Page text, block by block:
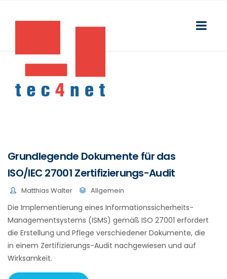
Grundlegende Dokumente für das
ISO/IEC 27001 Zertifizierungs-Audit
Matthias Walter Allgemein
Die Implementierung eines Informationssicherheits-
Managementsystems (ISMS) gemäß ISO 27001 erfordert
die Erstellung und Pflege verschiedener Dokumente, die
in einem Zertifizierungs-Audit nachgewiesen und auf
Wirksamkeit.